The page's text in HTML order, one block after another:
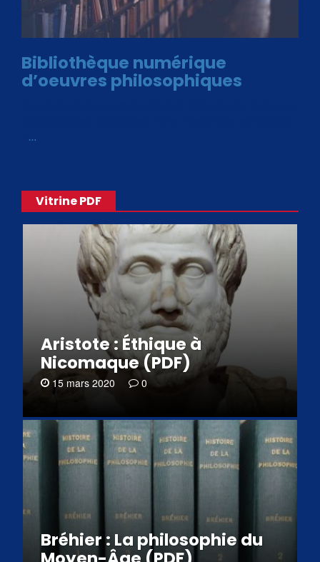
Bibliothèque numérique
d’oeuvres philosophiques
…
Vitrine PDF
Aristote : Éthique à
Nicomaque (PDF)
15 mars 2020 0
Bréhier : La philosophie du